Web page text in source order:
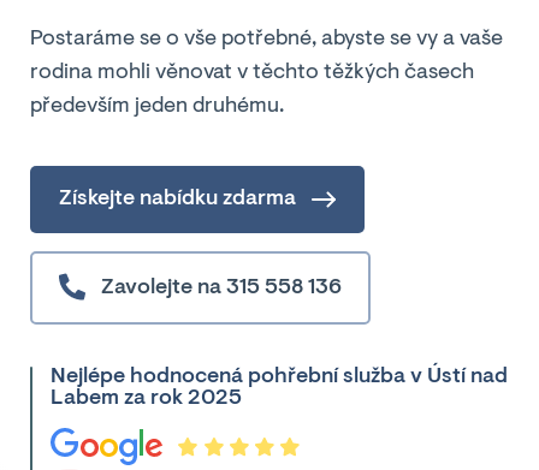
Postaráme se o vše potřebné, abyste se vy a vaše
rodina mohli věnovat v těchto těžkých časech
především jeden druhému.
Získejte nabídku zdarma
Zavolejte na 315 558 136
Nejlépe hodnocená pohřební služba v Ústí nad
Labem za rok 2025